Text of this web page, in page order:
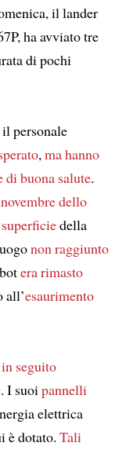
il lander
ha avviato tre
di pochi
personale
,ma hanno
di buona salute.
dello
della
non raggiunto
era rimasto
all’esaurimento
in seguito
. I suoipannelli
elettrica
è dotato. Tali